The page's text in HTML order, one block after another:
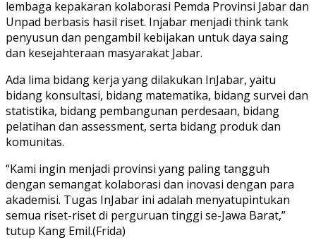
lembaga kepakaran kolaborasi Pemda Provinsi Jabar dan
Unpad berbasis hasil riset. Injabar menjadi think tank
penyusun dan pengambil kebijakan untuk daya saing
dan kesejahteraan masyarakat Jabar.
Ada lima bidang kerja yang dilakukan InJabar, yaitu
bidang konsultasi, bidang matematika, bidang survei dan
statistika, bidang pembangunan perdesaan, bidang
pelatihan dan assessment, serta bidang produk dan
komunitas.
“Kami ingin menjadi provinsi yang paling tangguh
dengan semangat kolaborasi dan inovasi dengan para
akademisi. Tugas InJabar ini adalah menyatupintukan
semua riset-riset di perguruan tinggi se-Jawa Barat,”
tutup Kang Emil.(Frida)